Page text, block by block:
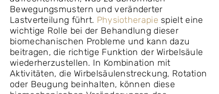
Bewegungsmustern und veränderter
Lastverteilung führt. Physiotherapie spielt eine
wichtige Rolle bei der Behandlung dieser
biomechanischen Probleme und kann dazu
beitragen, die richtige Funktion der Wirbelsäule
wiederherzustellen. In Kombination mit
Aktivitäten, die Wirbelsäulenstreckung, Rotation
oder Beugung beinhalten, können diese